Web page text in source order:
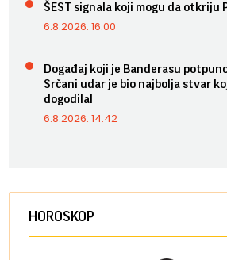
ŠEST signala koji mogu da otkriju
6.8.2026. 16:00
Događaj koji je Banderasu
Srčani udar je bio najbolja stvar
dogodila!
6.8.2026. 14:42
HOROSKOP